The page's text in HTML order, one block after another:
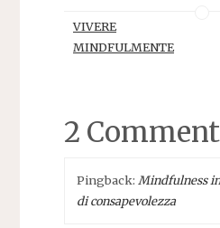
VIVERE
MINDFULMENTE
2
Pingback: Mindfulness
di consapevolezza